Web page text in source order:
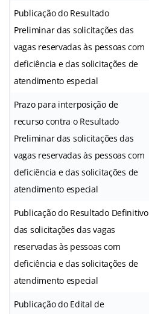
Publicação do Resultado
Preliminar das solicitações das
vagas reservadas às pessoas com
deficiência e das solicitações de
atendimento especial
Prazo para interposição de
recurso contra o Resultado
Preliminar das solicitações das
vagas reservadas às pessoas com
deficiência e das solicitações de
atendimento especial
Publicação do Resultado Definitivo
das solicitações das vagas
reservadas às pessoas com
deficiência e das solicitações de
atendimento especial
Publicação do Edital de